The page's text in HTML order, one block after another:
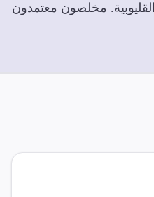
القليوبية. مخلصون معتمدون